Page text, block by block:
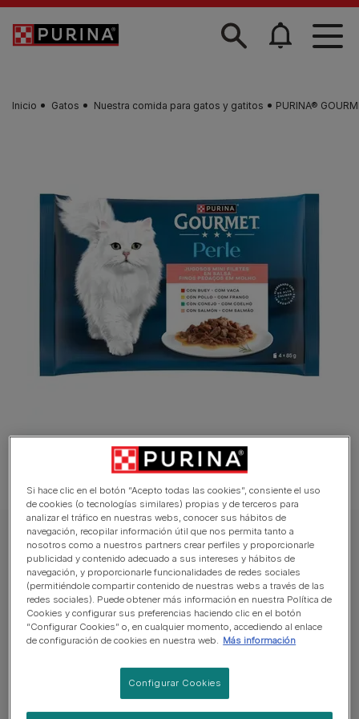
Skip to main content
Inicio Gatos Nuestra comida para gatos y gatitos PURINA®
GOURMET Gato Comida húmeda
PURINA® GOURMET™ Perle Finas Láminas
en Salsa con Buey, Pollo, Conejo y Salmón
Sin reseñas aún
Tamaños disponibles: 340g
Tu gato es un gran entendido y a veces es muy
Si hace clic en el botón “Acepto todas las cookies”, consiente el uso
de cookies (o tecnologías similares) propias y de terceros para
analizar el tráfico en nuestras webs, conocer sus hábitos de
navegación, recopilar información útil que nos permita tanto a
nosotros como a nuestros partners crear perfiles y proporcionarle
publicidad y contenido adecuado a sus intereses y hábitos de
navegación, y proporcionarle funcionalidades de redes sociales
(permitiéndole compartir contenido de nuestras webs a través de las
redes sociales). Puede obtener más información en nuestra Política de
Cookies y configurar sus preferencias haciendo clic en el botón
“Configurar Cookies” o, en cualquier momento, accediendo al enlace
de configuración de cookies en nuestra web. Más información
Configurar Cookies